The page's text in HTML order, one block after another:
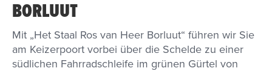
BORLUUT
Mit „Het Staal Ros van Heer Borluut“ führen wir Sie
am Keizerpoort vorbei über die Schelde zu einer
südlichen Fahrradschleife im grünen Gürtel von